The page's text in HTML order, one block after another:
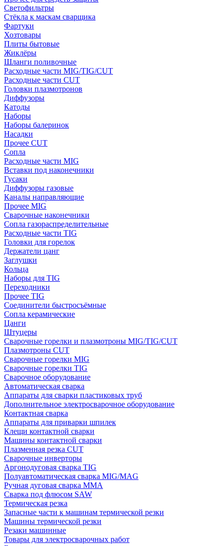
Светофильтры
Стёкла к маскам сварщика
Фартуки
Хозтовары
Плиты бытовые
Жиклёры
Шланги поливочные
Расходные части MIG/TIG/CUT
Расходные части CUT
Головки плазмотронов
Диффузоры
Катоды
Наборы
Наборы балеринок
Насадки
Прочее CUT
Сопла
Расходные части MIG
Вставки под наконечники
Гусаки
Диффузоры газовые
Каналы направляющие
Прочее MIG
Сварочные наконечники
Сопла газораспределительные
Расходные части TIG
Головки для горелок
Держатели цанг
Заглушки
Кольца
Наборы для TIG
Переходники
Прочее TIG
Соединители быстросъёмные
Сопла керамические
Цанги
Штуцеры
Сварочные горелки и плазмотроны MIG/TIG/CUT
Плазмотроны CUT
Сварочные горелки MIG
Сварочные горелки TIG
Сварочное оборудование
Автоматическая сварка
Аппараты для сварки пластиковых труб
Дополнительное электросварочное оборудование
Контактная сварка
Аппараты для приварки шпилек
Клещи контактной сварки
Машины контактной сварки
Плазменная резка CUT
Сварочные инверторы
Аргонодуговая сварка TIG
Полуавтоматическая сварка MIG/MAG
Ручная дуговая сварка MMA
Сварка под флюсом SAW
Термическая резка
Запасные части к машинам термической резки
Машины термической резки
Резаки машинные
Товары для электросварочных работ